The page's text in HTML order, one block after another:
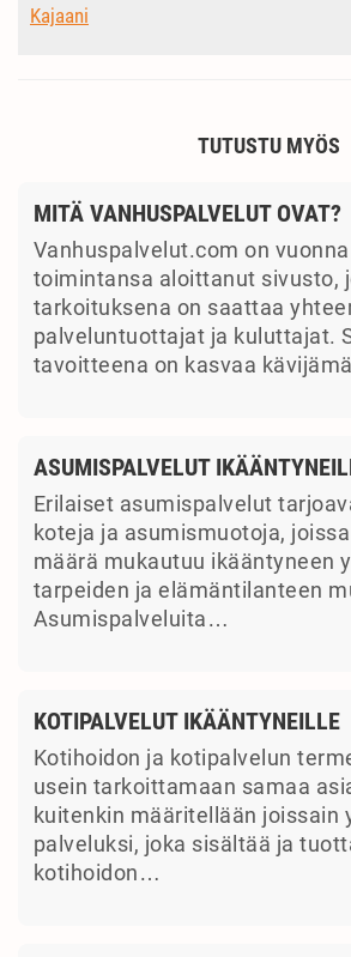
Kajaani
TUTUSTU MYÖS
MITÄ VANHUSPALVELUT OVAT?
Vanhuspalvelut.com on
toimintansa aloittanut sivusto,
tarkoituksena on saattaa
palveluntuottajat ja kuluttajat.
tavoitteena on kasvaa
ASUMISPALVELUT
Erilaiset asumispalvelut
koteja ja asumismuotoja,
määrä mukautuu ikääntyneen
tarpeiden ja elämäntilanteen
Asumispalveluita…
KOTIPALVELUT IKÄÄNTYNEILLE
Kotihoidon ja kotipalvelun
usein tarkoittamaan samaa
kuitenkin määritellään joissain
palveluksi, joka sisältää ja
kotihoidon…